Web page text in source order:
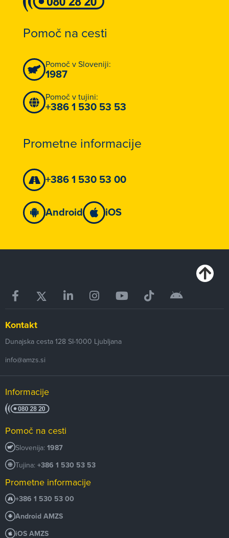
Pomoč na cesti
Pomoč v Sloveniji:
1987
Pomoč v tujini:
+386 1 530 53 53
Prometne informacije
+386 1 530 53 00
Android iOS
Kontakt
Dunajska cesta 128 SI-1000 Ljubljana
info@amzs.si
Informacije
Pomoč na cesti
Slovenija: 1987
Tujina: +386 1 530 53 53
Prometne informacije
+386 1 530 53 00
Android AMZS
iOS AMZS